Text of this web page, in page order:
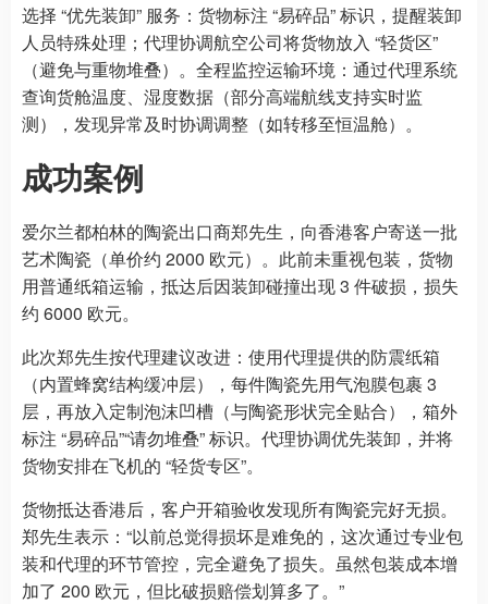
选择 “优先装卸” 服务：货物标注 “易碎品” 标识，提醒装卸
人员特殊处理；代理协调航空公司将货物放入 “轻货区”
（避免与重物堆叠）。全程监控运输环境：通过代理系统
查询货舱温度、湿度数据（部分高端航线支持实时监
测），发现异常及时协调调整（如转移至恒温舱）。
成功案例
爱尔兰都柏林的陶瓷出口商郑先生，向香港客户寄送一批
艺术陶瓷（单价约 2000 欧元）。此前未重视包装，货物
用普通纸箱运输，抵达后因装卸碰撞出现 3 件破损，损失
约 6000 欧元。
此次郑先生按代理建议改进：使用代理提供的防震纸箱
（内置蜂窝结构缓冲层），每件陶瓷先用气泡膜包裹 3
层，再放入定制泡沫凹槽（与陶瓷形状完全贴合），箱外
标注 “易碎品”“请勿堆叠” 标识。代理协调优先装卸，并将
货物安排在飞机的 “轻货专区”。
货物抵达香港后，客户开箱验收发现所有陶瓷完好无损。
郑先生表示：“以前总觉得损坏是难免的，这次通过专业包
装和代理的环节管控，完全避免了损失。虽然包装成本增
加了 200 欧元，但比破损赔偿划算多了。”